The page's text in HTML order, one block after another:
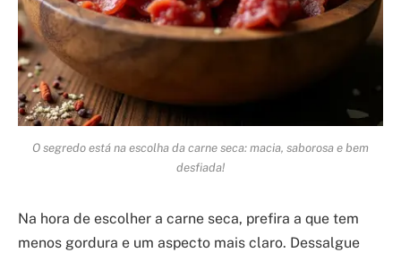
O segredo está na escolha da carne seca: macia, saborosa e bem
desfiada!
Na hora de escolher a carne seca, prefira a que tem
menos gordura e um aspecto mais claro. Dessalgue